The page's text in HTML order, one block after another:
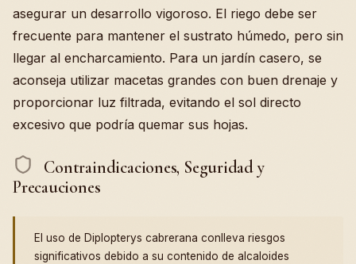
asegurar un desarrollo vigoroso. El riego debe ser
frecuente para mantener el sustrato húmedo, pero sin
llegar al encharcamiento. Para un jardín casero, se
aconseja utilizar macetas grandes con buen drenaje y
proporcionar luz filtrada, evitando el sol directo
excesivo que podría quemar sus hojas.
Contraindicaciones, Seguridad y
Precauciones
El uso de Diplopterys cabrerana conlleva riesgos
significativos debido a su contenido de alcaloides